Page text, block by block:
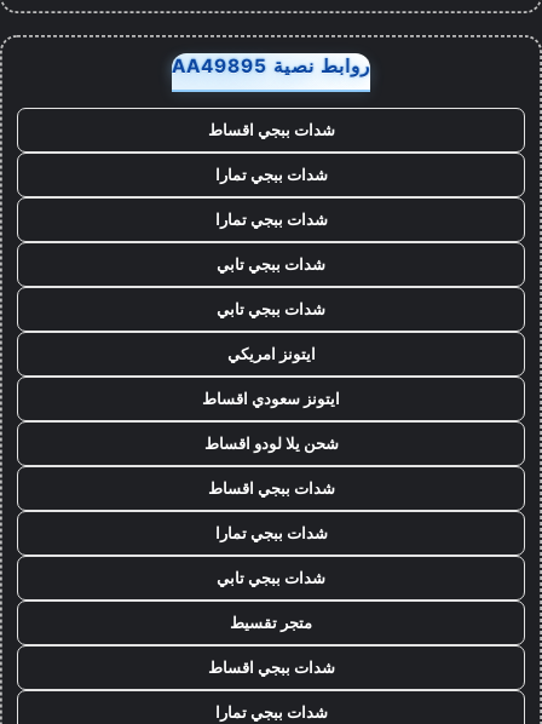
روابط نصية AA49895
شدات ببجي اقساط
شدات ببجي تمارا
شدات ببجي تمارا
شدات ببجي تابي
شدات ببجي تابي
ايتونز امريكي
ايتونز سعودي اقساط
شحن يلا لودو اقساط
شدات ببجي اقساط
شدات ببجي تمارا
شدات ببجي تابي
متجر تقسيط
شدات ببجي اقساط
شدات ببجي تمارا